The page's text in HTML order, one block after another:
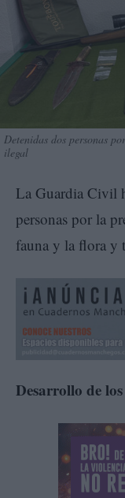
Detenidas dos personas
ilegal
La Guardia Civil
personas por la
fauna y la flora y
Desarrollo de